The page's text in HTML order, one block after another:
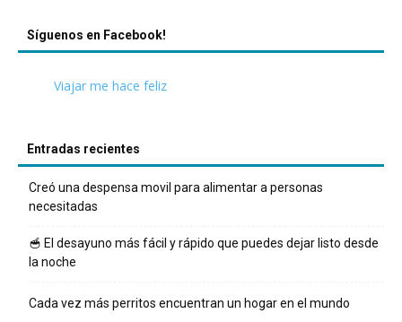
Síguenos en Facebook!
Viajar me hace feliz
Entradas recientes
Creó una despensa movil para alimentar a personas
necesitadas
🥣 El desayuno más fácil y rápido que puedes dejar listo desde
la noche
Cada vez más perritos encuentran un hogar en el mundo